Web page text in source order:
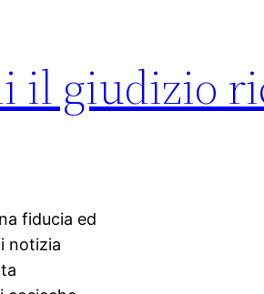
il giudizio
fiducia ed
notizia